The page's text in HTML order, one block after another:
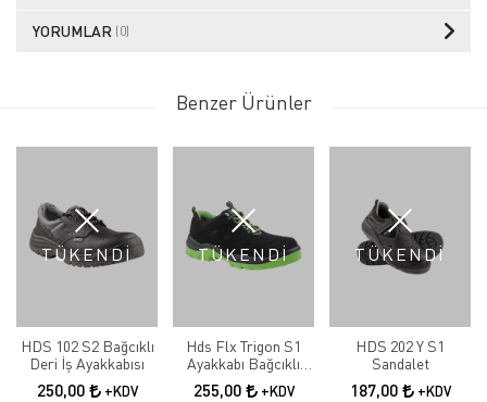
YORUMLAR (0)
Benzer Ürünler
TÜKENDİ
HDS 102 S2 Bağcıklı
Deri İş Ayakkabısı
250,00 +KDV
TÜKENDİ
Hds Flx Trigon S1
Ayakkabı Bağcıklı
Yeşil İş Ayakkabısı
255,00 +KDV
TÜKENDİ
HDS 202 Y S1
Sandalet
187,00 +KDV